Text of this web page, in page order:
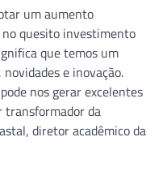
um aumento
quesito investimento
que temos um
e inovação.
nos gerar excelentes
transformador da
diretor acadêmico da